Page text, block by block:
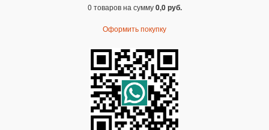
0 товаров на сумму0,0 руб.
Оформить покупку